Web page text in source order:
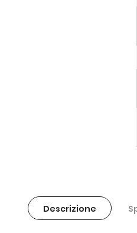
Descrizione